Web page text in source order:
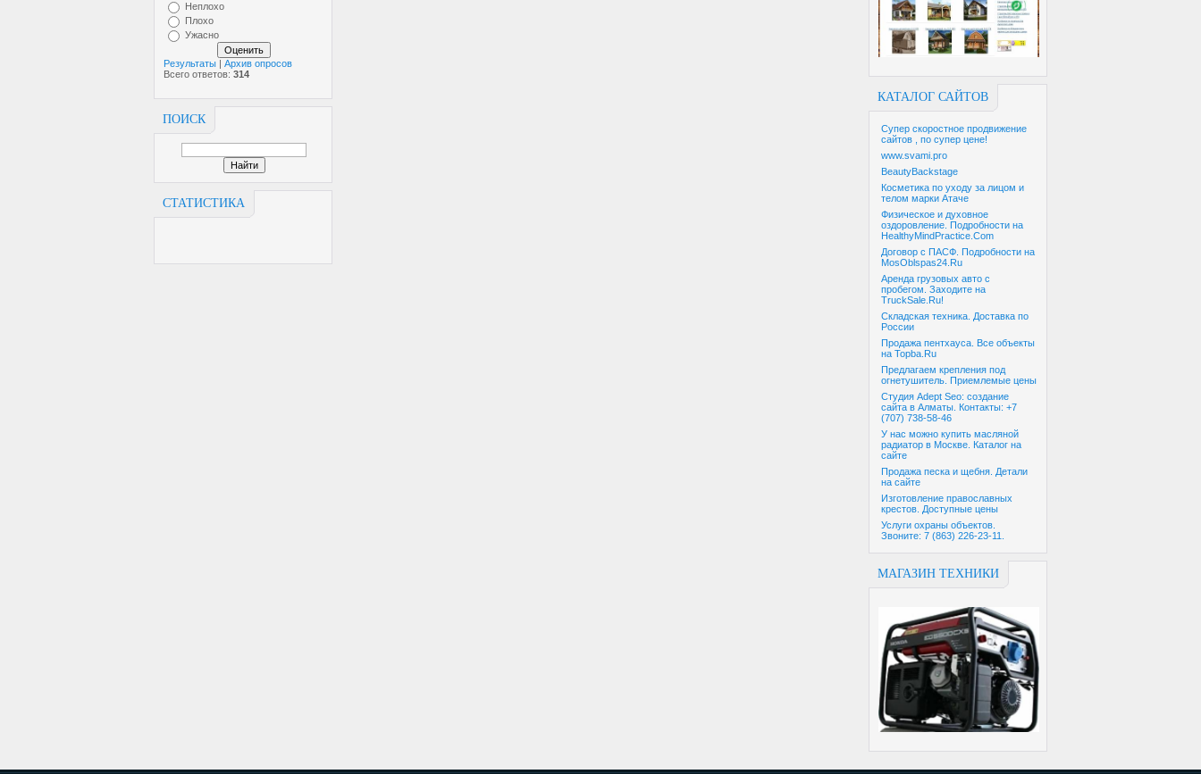
Неплохо
Плохо
Ужасно
Результаты
Архив опросов
Всего ответов: 314
ПОИСК
СТАТИСТИКА
КАТАЛОГ САЙТОВ
Супер скоростное продвижение
сайтов , по супер цене!
www.svami.pro
BeautyBackstage
Косметика по уходу за лицом и
телом марки Атаче
Физическое и духовное
оздоровление. Подробности на
HealthyMindPractice.Com
Договор с ПАСФ. Подробности на
MosOblspas24.Ru
Аренда грузовых авто с
пробегом. Заходите на
TruckSale.Ru!
Складская техника. Доставка по
России
Продажа пентхауса. Все объекты
на Topba.Ru
Предлагаем крепления под
огнетушитель. Приемлемые цены
Студия Adept Seo: создание
сайта в Алматы. Контакты: +7
(707) 738-58-46
У нас можно купить масляной
радиатор в Москве. Каталог на
сайте
Продажа песка и щебня. Детали
на сайте
Изготовление православных
крестов. Доступные цены
Услуги охраны объектов.
Звоните: 7 (863) 226-23-11.
МАГАЗИН ТЕХНИКИ